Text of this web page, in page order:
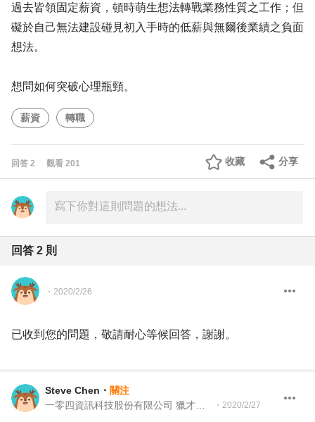
過去皆領固定薪資，頓時萌生想法轉戰業務性質之工作；但
礙於自己無法建設碰見初入手時的低薪與無爾後業績之負面
想法。
想問如何突破心理瓶頸。
薪資 轉職
回答 2 觀看 201 分享
收藏
回答 2 則
・ 2020/2/26
已收到您的問題，敬請耐心等候回答，謝謝。
Steve Chen ・ 關注
・ 2020/2/27